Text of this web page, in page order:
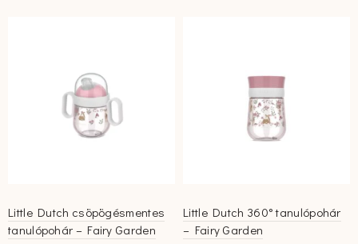
Little Dutch csöpögésmentes
tanulópohár – Fairy Garden
Little Dutch 360° tanulópohár
– Fairy Garden